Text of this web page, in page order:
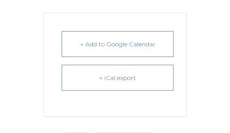
+ Add to Google Calendar
+ iCal export